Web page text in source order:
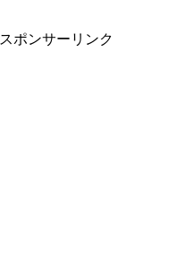
スポンサーリンク